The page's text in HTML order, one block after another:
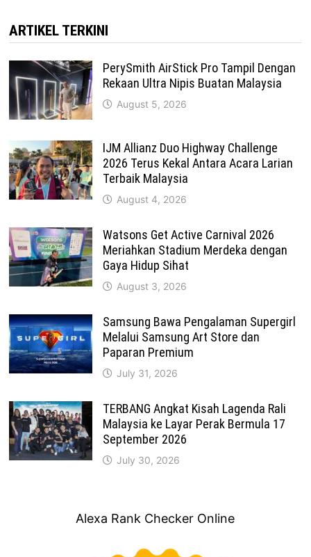
ARTIKEL TERKINI
PerySmith AirStick Pro Tampil Dengan
Rekaan Ultra Nipis Buatan Malaysia
August 5, 2026
IJM Allianz Duo Highway Challenge
2026 Terus Kekal Antara Acara Larian
Terbaik Malaysia
August 4, 2026
Watsons Get Active Carnival 2026
Meriahkan Stadium Merdeka dengan
Gaya Hidup Sihat
August 3, 2026
Samsung Bawa Pengalaman Supergirl
Melalui Samsung Art Store dan
Paparan Premium
July 31, 2026
TERBANG Angkat Kisah Lagenda Rali
Malaysia ke Layar Perak Bermula 17
September 2026
July 30, 2026
Alexa Rank Checker Online